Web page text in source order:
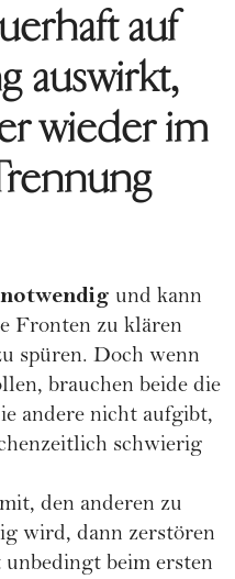
auf
auswirkt,
wieder im
und kann
Fronten zu klären
spüren. Doch wenn
brauchen beide die
andere nicht aufgibt,
schwierig
den anderen zu
wird, dann zerstören
beim ersten